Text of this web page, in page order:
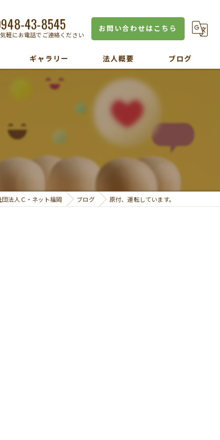
43-8545
軽にお電話でご連絡ください
お問い合わせはこちら
ギャラリー 法人概要 ブログ
法人Ｃ・ネット福岡 ブログ 原付、運転しています。